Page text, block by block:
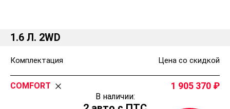
1.6 Л. 2WD
Комплектация Цена со скидкой
COMFORT 1 905 370
В наличии: